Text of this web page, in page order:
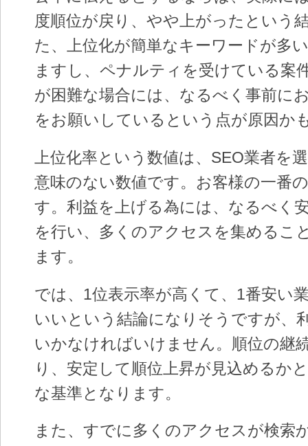
度順位が戻り、やや上がったという
た、上位化が簡単なキーワードが多
ますし、ペナルティを受けている案
が困難な場合には、なるべく事前に
をお願いしているという点が原因か
上位化率という数値は、SEO業者を
意味のない数値です。お客様の一番
す。利益を上げる為には、なるべく
を行い、多くのアクセスを集めるこ
ます。
では、1位表示率が高くて、1番安い
いいという結論になりそうですが、
いかなければいけません。順位の継
り、安定して順位上昇が見込めるか
な基準となります。
また、すでに多くのアクセスが検索